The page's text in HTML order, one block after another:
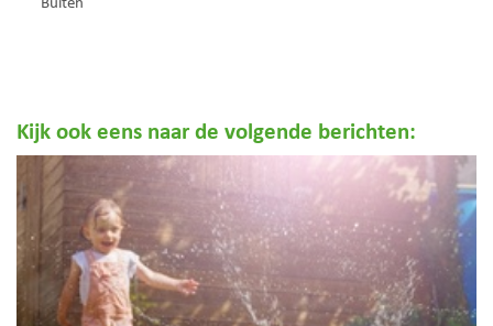
Kijk ook eens naar de volgende berichten: